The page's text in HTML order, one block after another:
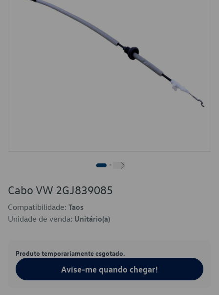
Cabo VW 2GJ839085
Compatibilidade: Taos
Unidade de venda: Unitário(a)
Produto temporariamente esgotado.
Avise-me quando chegar!